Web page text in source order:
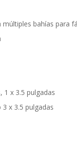
bahías para
1 x 3.5 pulgadas
x 3.5 pulgadas